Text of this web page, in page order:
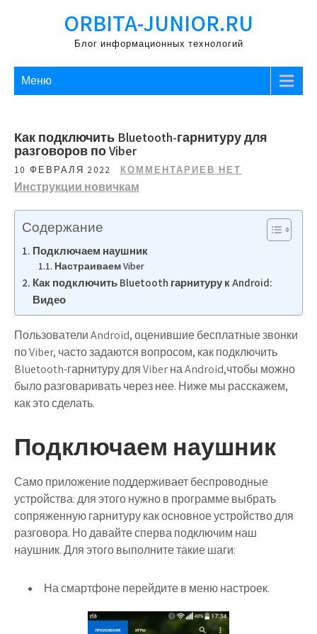
ORBITA-JUNIOR.RU
Блог информационных технологий
Меню
Как подключить Bluetooth-гарнитуру для
разговоров по Viber
10 ФЕВРАЛЯ 2022 КОММЕНТАРИЕВ НЕТ
Инструкции новичкам
Содержание
Подключаем наушник
Настраиваем Viber
Как подключить Bluetooth гарнитуру к Android:
Видео
Пользователи Android, оценившие бесплатные звонки
по Viber, часто задаются вопросом, как подключить
Bluetooth-гарнитуру для Viber на Android,чтобы можно
было разговаривать через нее. Ниже мы расскажем,
как это сделать.
Подключаем наушник
Само приложение поддерживает беспроводные
устройства: для этого нужно в программе выбрать
сопряженную гарнитуру как основное устройство для
разговора. Но давайте сперва подключим наш
наушник. Для этого выполните такие шаги:
На смартфоне перейдите в меню настроек.